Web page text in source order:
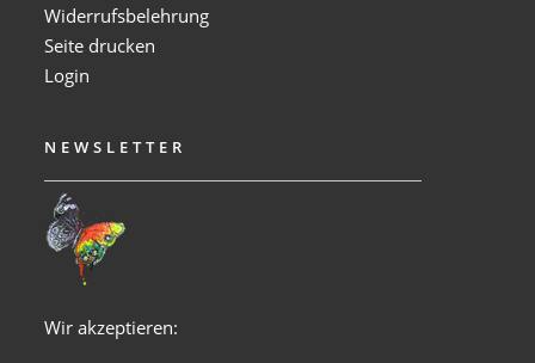
Widerrufsbelehrung
Seite drucken
Login
NEWSLETTER
Wir akzeptieren: